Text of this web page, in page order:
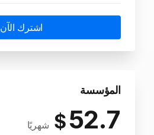
اشترك الآن
المؤسسة
52.7
$ شهريًا